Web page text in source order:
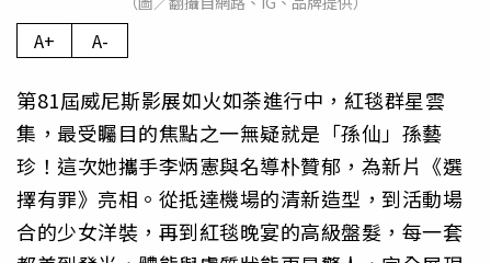
A+ A-
第81屆威尼斯影展如火如荼進行中，紅毯群星雲
集，最受矚目的焦點之一無疑就是「孫仙」孫藝
珍！這次她攜手李炳憲與名導朴贊郁，為新片《選
擇有罪》亮相。從抵達機場的清新造型，到活動場
合的少女洋裝，再到紅毯晚宴的高級盤髮，每一套